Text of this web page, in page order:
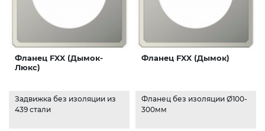
Фланец FXX (Дымок-
Люкс)
Задвижка без изоляции из
439 стали
Фланец FXX (Дымок)
Фланец без изоляции Ø100-
300мм